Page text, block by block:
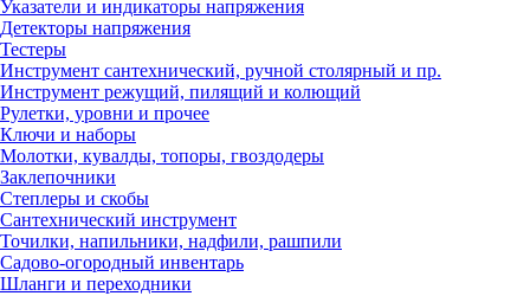
Указатели и индикаторы напряжения
Детекторы напряжения
Тестеры
Инструмент сантехнический, ручной столярный и пр.
Инструмент режущий, пилящий и колющий
Рулетки, уровни и прочее
Ключи и наборы
Молотки, кувалды, топоры, гвоздодеры
Заклепочники
Степлеры и скобы
Сантехнический инструмент
Точилки, напильники, надфили, рашпили
Садово-огородный инвентарь
Шланги и переходники